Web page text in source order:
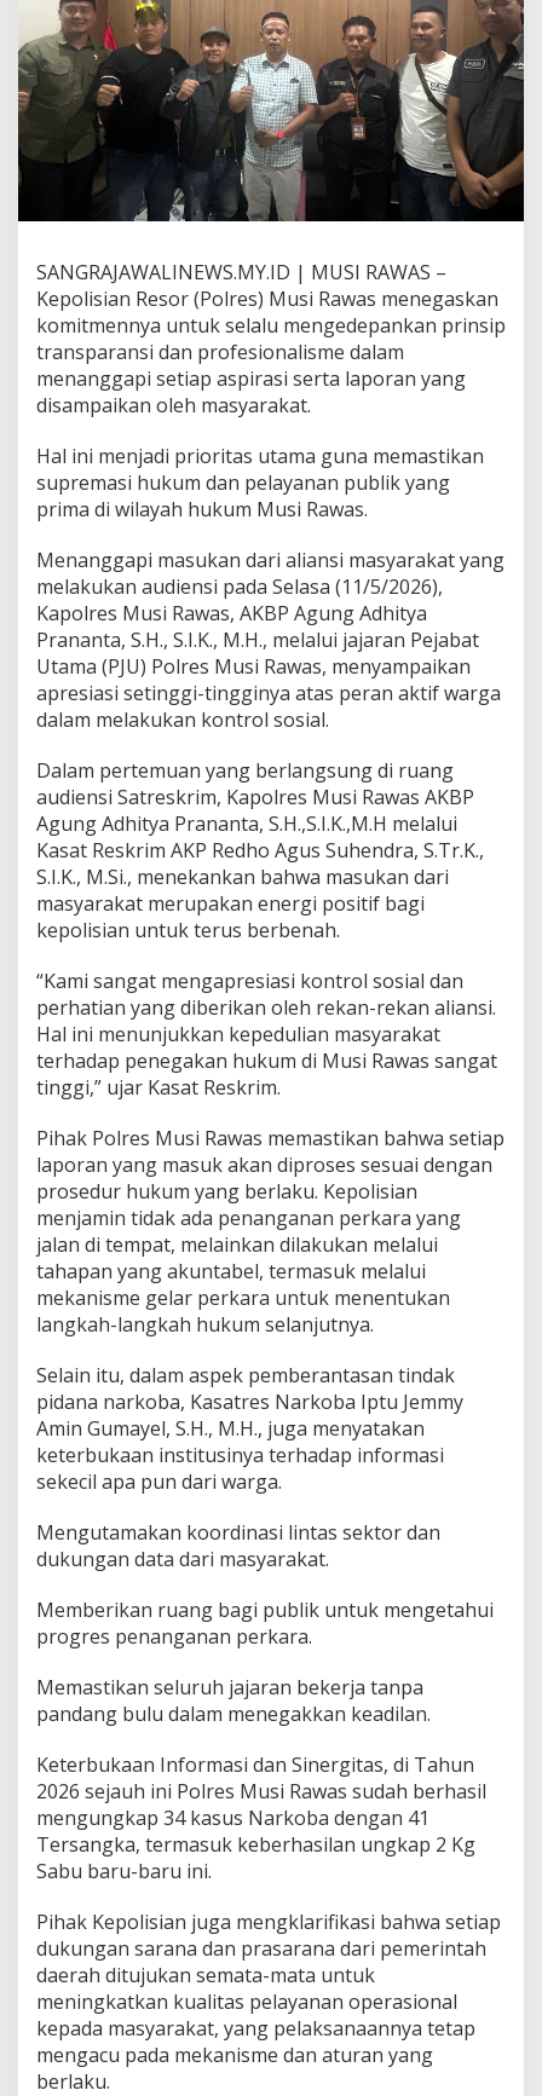
n
s
p
a
r
a
n
,
K
p
o
r
e
s
M
i
R
a
a
T
e
g
a
s
k
a
K
o
m
t
m
e
n
n
d
a
k
L
a
j
u
t
S
e
t
i
a
p
a
p
o
r
a
n
a
s
r
a
a
t
SANGRAJAWALINEWS.MY.ID | MUSI RAWAS –
Kepolisian Resor (Polres) Musi Rawas menegaskan
komitmennya untuk selalu mengedepankan prinsip
transparansi dan profesionalisme dalam
menanggapi setiap aspirasi serta laporan yang
disampaikan oleh masyarakat.
Hal ini menjadi prioritas utama guna memastikan
supremasi hukum dan pelayanan publik yang
prima di wilayah hukum Musi Rawas.
Menanggapi masukan dari aliansi masyarakat yang
melakukan audiensi pada Selasa (11/5/2026),
Kapolres Musi Rawas, AKBP Agung Adhitya
Prananta, S.H., S.I.K., M.H., melalui jajaran Pejabat
Utama (PJU) Polres Musi Rawas, menyampaikan
apresiasi setinggi-tingginya atas peran aktif warga
dalam melakukan kontrol sosial.
Dalam pertemuan yang berlangsung di ruang
audiensi Satreskrim, Kapolres Musi Rawas AKBP
Agung Adhitya Prananta, S.H.,S.I.K.,M.H melalui
Kasat Reskrim AKP Redho Agus Suhendra, S.Tr.K.,
S.I.K., M.Si., menekankan bahwa masukan dari
masyarakat merupakan energi positif bagi
kepolisian untuk terus berbenah.
“Kami sangat mengapresiasi kontrol sosial dan
perhatian yang diberikan oleh rekan-rekan aliansi.
Hal ini menunjukkan kepedulian masyarakat
terhadap penegakan hukum di Musi Rawas sangat
tinggi,” ujar Kasat Reskrim.
Pihak Polres Musi Rawas memastikan bahwa setiap
laporan yang masuk akan diproses sesuai dengan
prosedur hukum yang berlaku. Kepolisian
menjamin tidak ada penanganan perkara yang
jalan di tempat, melainkan dilakukan melalui
tahapan yang akuntabel, termasuk melalui
mekanisme gelar perkara untuk menentukan
langkah-langkah hukum selanjutnya.
Selain itu, dalam aspek pemberantasan tindak
pidana narkoba, Kasatres Narkoba Iptu Jemmy
Amin Gumayel, S.H., M.H., juga menyatakan
keterbukaan institusinya terhadap informasi
sekecil apa pun dari warga.
Mengutamakan koordinasi lintas sektor dan
dukungan data dari masyarakat.
Memberikan ruang bagi publik untuk mengetahui
progres penanganan perkara.
Memastikan seluruh jajaran bekerja tanpa
pandang bulu dalam menegakkan keadilan.
Keterbukaan Informasi dan Sinergitas, di Tahun
2026 sejauh ini Polres Musi Rawas sudah berhasil
mengungkap 34 kasus Narkoba dengan 41
Tersangka, termasuk keberhasilan ungkap 2 Kg
Sabu baru-baru ini.
Pihak Kepolisian juga mengklarifikasi bahwa setiap
dukungan sarana dan prasarana dari pemerintah
daerah ditujukan semata-mata untuk
meningkatkan kualitas pelayanan operasional
kepada masyarakat, yang pelaksanaannya tetap
mengacu pada mekanisme dan aturan yang
berlaku.